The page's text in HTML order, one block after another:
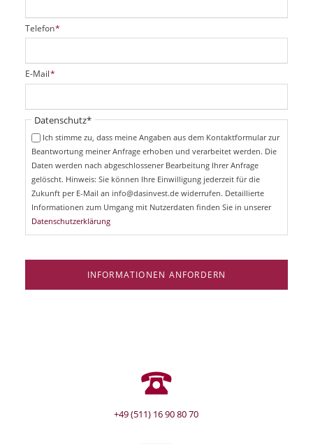
P
f
i
c
t
f
Telefon*
P
f
i
E-Mail*
Pflichtfeld
Datenschutz*
Ich stimme zu, dass meine Angaben aus dem Kontaktformular zur
Beantwortung meiner Anfrage erhoben und verarbeitet werden. Die
Daten werden nach abgeschlossener Bearbeitung Ihrer Anfrage
gelöscht. Hinweis: Sie können Ihre Einwilligung jederzeit für die
Zukunft per E-Mail an info@dasinvest.de widerrufen. Detaillierte
Informationen zum Umgang mit Nutzerdaten finden Sie in unserer
Datenschutzerklärung
INFORMATIONEN ANFORDERN
+49 (511) 16 90 80 70